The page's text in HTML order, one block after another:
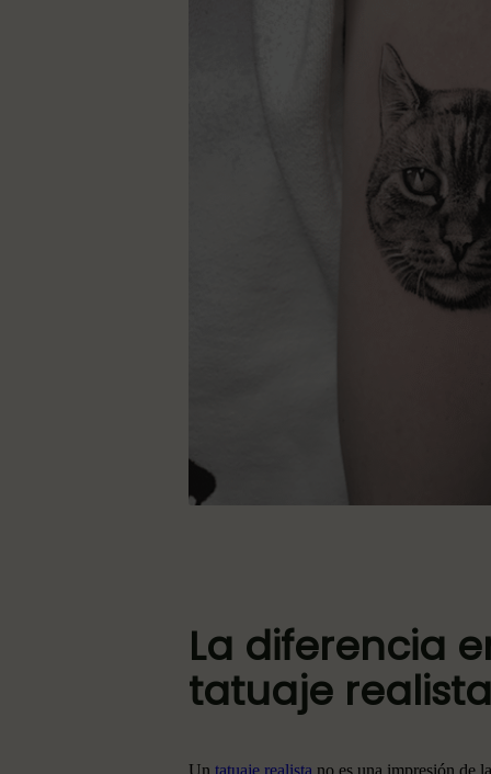
La diferencia
tatuaje realista